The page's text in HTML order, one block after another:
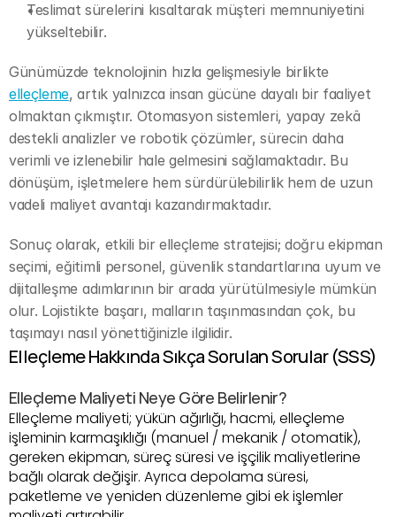
Teslimat sürelerini kısaltarak müşteri memnuniyetini
yükseltebilir.
elleçleme, artık yalnızca insan gücüne dayalı bir faaliyet
olmaktan çıkmıştır. Otomasyon sistemleri, yapay zekâ
destekli analizler ve robotik çözümler, sürecin daha
verimli ve izlenebilir hale gelmesini sağlamaktadır. Bu
dönüşüm, işletmelere hem sürdürülebilirlik hem de uzun
vadeli maliyet avantajı kazandırmaktadır.
Sonuç olarak, etkili bir elleçleme stratejisi; doğru ekipman
seçimi, eğitimli personel, güvenlik standartlarına uyum ve
dijitalleşme adımlarının bir arada yürütülmesiyle mümkün
olur. Lojistikte başarı, malların taşınmasından çok, bu
taşımayı nasıl yönettiğinizle ilgilidir.
Elleçleme Hakkında Sıkça Sorulan Sorular (SSS)
Elleçleme Maliyeti Neye Göre Belirlenir?
Elleçleme maliyeti; yükün ağırlığı, hacmi, elleçleme
işleminin karmaşıklığı (manuel / mekanik / otomatik),
gereken ekipman, süreç süresi ve işçilik maliyetlerine
bağlı olarak değişir. Ayrıca depolama süresi,
paketleme ve yeniden düzenleme gibi ek işlemler